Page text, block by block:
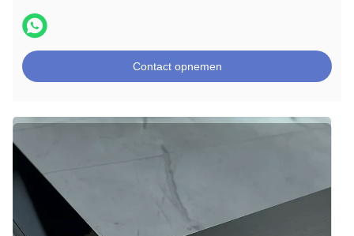
Contact opnemen